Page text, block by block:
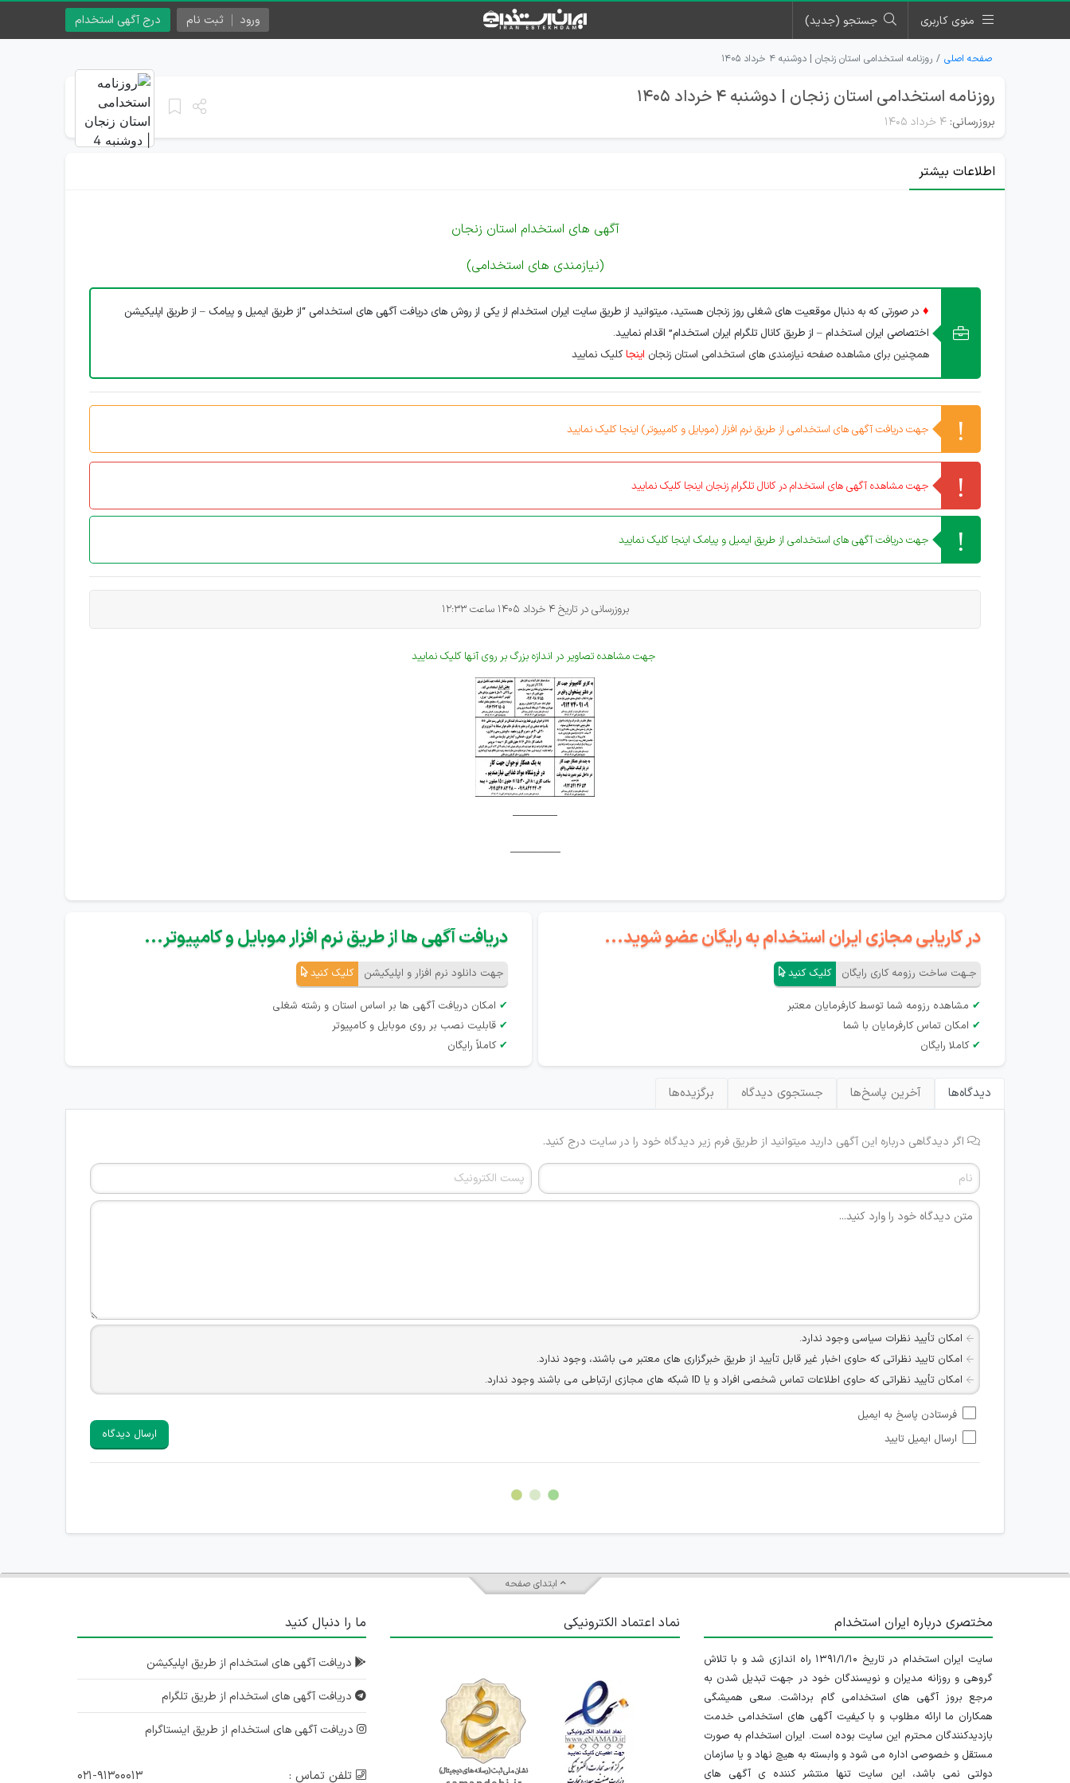
منوی کاربری جستجو (جدید) درج آگهی استخدام ورود ثبت نام
صفحه اصلی روزنامه استخدامی استان زنجان | دوشنبه ۴ خرداد ۱۴۰۵
روزنامه استخدامی استان زنجان | دوشنبه 4 خرداد 1405
بروزرسانی: ۴ خرداد ۱۴۰۵
اطلاعات بیشتر
آگهی های استخدام استان زنجان
(نیازمندی های استخدامی)
♦ در صورتی که به دنبال موقعیت های شغلی روز زنجان هستید، میتوانید از طریق سایت ایران استخدام از یکی از روش های دریافت آگهی های استخدامی “از طریق ایمیل و پیامک – از طریق اپلیکیشن
اختصاصی ایران استخدام – از طریق کانال تلگرام ایران استخدام” اقدام نمایید.
همچنین برای مشاهده صفحه نیازمندی های استخدامی استان زنجان اینجاکلیک نمایید
جهت دریافت آگهی های استخدامی از طریق نرم افزار (موبایل و کامپیوتر) اینجا کلیک نمایید
جهت مشاهده آگهی های استخدام در کانال تلگرام زنجان اینجا کلیک نمایید
جهت دریافت آگهی های استخدامی از طریق ایمیل و پیامک اینجا کلیک نمایید
بروزرسانی در تاریخ 4 خرداد 1405 ساعت 12:33
جهت مشاهده تصاویر در اندازه بزرگ بر روی آنها کلیک نمایید
________
_________
در کاریابی مجازی ایران استخدام به رایگان عضو شوید...
جـهت ساخت رزومه کاری رایگان کلیک کنید
✔ مشاهده رزومه شما توسط کارفرمایان معتبر
✔ امکان تماس کارفرمایان با شما
✔ کاملا رایگان
دریافت آگهی ها از طریق نرم افزار موبایل و کامپیوتر...
جهت دانلود نرم افزار و اپلیکیشن کلیک کنید
✔ امکان دریافت آگهی ها بر اساس استان و رشته شغلی
✔ قابلیت نصب بر روی موبایل و کامپیوتر
✔ کاملاً رایگان
دیدگاه‌ها آخرین پاسخ‌ها جستجوی دیدگاه برگزیده‌ها
اگر دیدگاهی درباره این آگهی دارید میتوانید از طریق فرم زیر دیدگاه خود را در سایت درج کنید.
امکان تأیید نظرات سیاسی وجود ندارد.
امکان تایید نظراتی که حاوی اخبار غیر قابل تأیید از طریق خبرگزاری های معتبر می باشند، وجود ندارد.
امکان تأیید نظراتی که حاوی اطلاعات تماس شخصی افراد و یا ID شبکه های مجازی ارتباطی می باشند وجود ندارد.
هرگونه تحریک، تحقیر و کنایه به سایر افراد (مسئول و غیر مسئول) غیر مجاز می باشد.
امکان هماهنگی برای هرگونه ملاقات حضوری چه به صورت دسته جمعی و چه فردی توسط کاربران سایت وجود ندارد.
فرستادن پاسخ به ایمیل
ارسال ایمیل تایید
ارسال دیدگاه
ابتدای صفحه
مختصری درباره ایران استخدام
سایت ایران استخدام در تاریخ ۱۳۹۱/۱/۱۰ راه اندازی شد و با تلاش
گروهی و روزانه مدیران و نویسندگان خود در جهت تبدیل شدن به
مرجع بروز آگهی های استخدامی گام برداشت. سعی همیشگی
همکاران ما ارائه مطلوب و با کیفیت آگهی های استخدامی خدمت
بازدیدکنندگان محترم این سایت بوده است. ایران استخدام به صورت
مستقل و خصوصی اداره می شود و وابسته به هیچ نهاد و یا سازمان
دولتی نمی باشد، این سایت تنها منتشر کننده ی آگهی های
نماد اعتماد الکترونیکی ما را دنبال کنید
دریافت آگهی های استخدام از طریق اپلیکیشن
دریافت آگهی های استخدام از طریق تلگرام
دریافت آگهی های استخدام از طریق اینستاگرام
تلفن تماس : ۰۲۱-۹۱۳۰۰۰۱۳